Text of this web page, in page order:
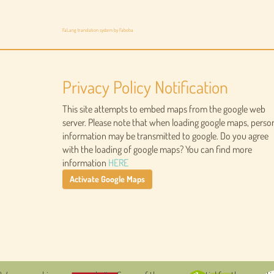
FaLang translation system by Faboba
Privacy Policy Notification
This site attempts to embed maps from the google web
server. Please note that when loading google maps,
information may be transmitted to google. Do you agree
with the loading of google maps? You can find more
information HERE